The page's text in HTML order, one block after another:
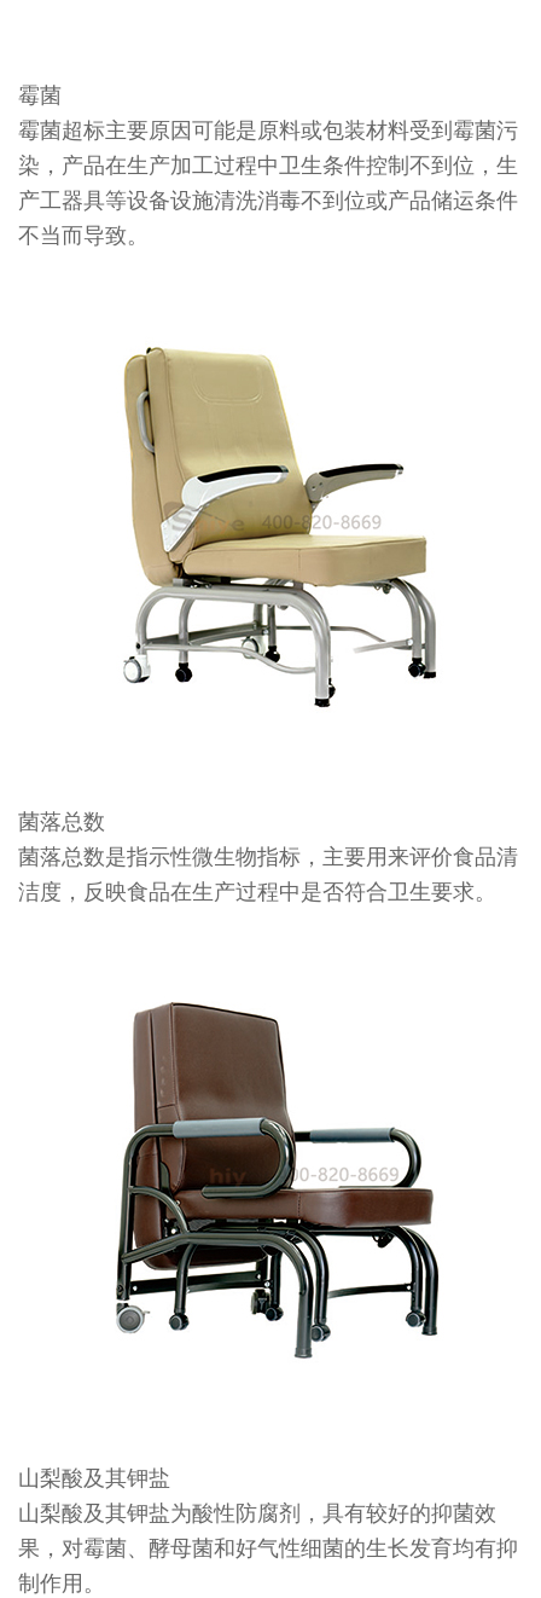
霉菌
霉菌超标主要原因可能是原料或包装材料受到霉菌污
染，产品在生产加工过程中卫生条件控制不到位，生
产工器具等设备设施清洗消毒不到位或产品储运条件
不当而导致。
菌落总数
菌落总数是指示性微生物指标，主要用来评价食品清
洁度，反映食品在生产过程中是否符合卫生要求。
山梨酸及其钾盐
山梨酸及其钾盐为酸性防腐剂，具有较好的抑菌效
果，对霉菌、酵母菌和好气性细菌的生长发育均有抑
制作用。